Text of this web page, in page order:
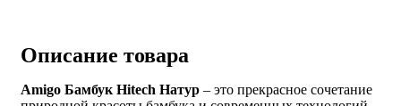
Описание товара
Amigo Бамбук Hitech Натур – это прекрасное сочетание